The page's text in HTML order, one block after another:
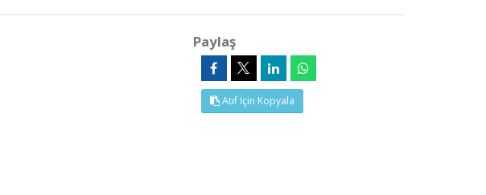
Paylaş
Atıf İçin Kopyala